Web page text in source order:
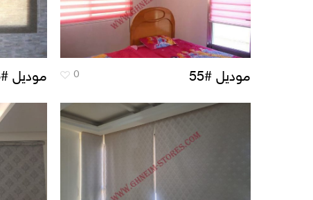
موديل #55 0 موديل #56